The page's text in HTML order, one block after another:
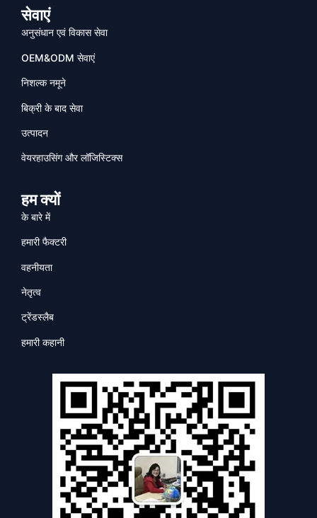
सेवाएं
अनुसंधान एवं विकास सेवा
OEM&ODM सेवाएं
निशल्क नमूने
बिक्री के बाद सेवा
उत्पादन
वेयरहाउसिंग और लॉजिस्टिक्स
हम क्यों
के बारे में
हमारी फैक्टरी
वहनीयता
नेतृत्व
ट्रेंडस्लैब
हमारी कहानी